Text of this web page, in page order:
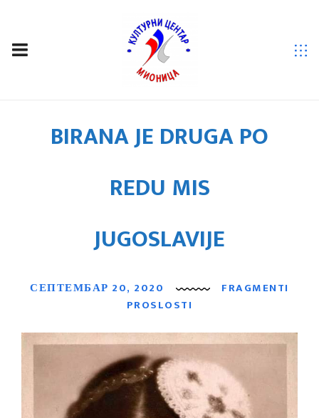
PRE 90 GODINA
BIRANA JE DRUGA PO
REDU MIS
JUGOSLAVIJE
СЕПТЕМБАР 20, 2020
FRAGMENTI
PROSLOSTI